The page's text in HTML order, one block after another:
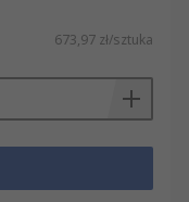
673,97 zł/sztuka